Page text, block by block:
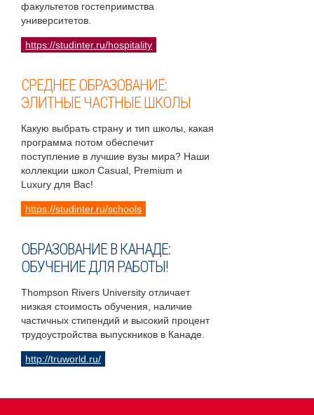
факультетов гостеприимства
университетов.
https://studinter.ru/hospitality
СРЕДНЕЕ ОБРАЗОВАНИЕ:
ЭЛИТНЫЕ ЧАСТНЫЕ ШКОЛЫ
Какую выбрать страну и тип школы, какая
программа потом обеспечит
поступление в лучшие вузы мира? Наши
коллекции школ Casual, Premium и
Luxury для Вас!
https://studinter.ru/schools
ОБРАЗОВАНИЕ В КАНАДЕ:
ОБУЧЕНИЕ ДЛЯ РАБОТЫ!
Thompson Rivers University отличает
низкая стоимость обучения, наличие
частичных стипендий и высокий процент
трудоустройства выпускников в Канаде.
http://truworld.ru/